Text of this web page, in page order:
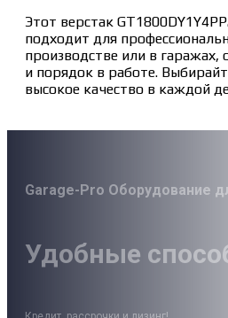
Этот верстак
подходит для
производстве или в гаражах,
и порядок в работе.
высокое качество в каждой
Garage-Pro Оборудование
Удобные